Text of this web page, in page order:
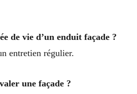
de vie d’un enduit façade ?
entretien régulier.
une façade ?